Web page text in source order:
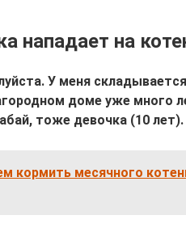
нападает на
У меня
доме уже много
тоже девочка (10 лет).
кормить месячного